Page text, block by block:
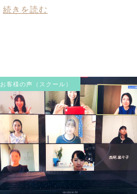
続きを読む
お客様の声（スクール）